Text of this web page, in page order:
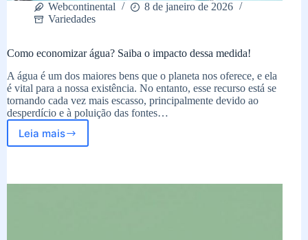
Webcontinental
8 de janeiro de 2026
Variedades
Como economizar água? Saiba o impacto dessa medida!
A água é um dos maiores bens que o planeta nos oferece, e ela
é vital para a nossa existência. No entanto, esse recurso está se
tornando cada vez mais escasso, principalmente devido ao
desperdício e à poluição das fontes…
Leia mais
Como